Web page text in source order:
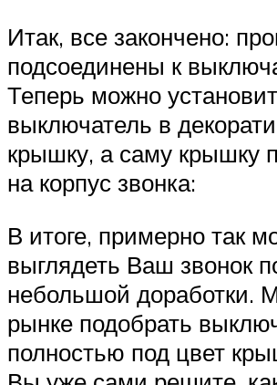
Итак, все закончено:
подсоединены к
Теперь можно
выключатель в
крышку, а саму крышку
на корпус звонка:
В итоге, примерно так
выглядеть Ваш звонок
небольшой доработки.
рынке подобрать
полностью под цвет